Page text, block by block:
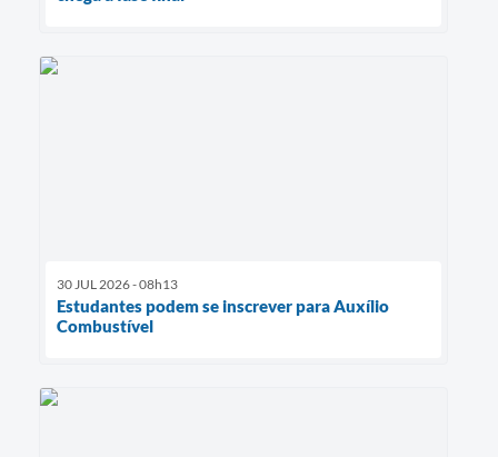
30 JUL 2026 - 08h13
Estudantes podem se inscrever para Auxílio
Combustível